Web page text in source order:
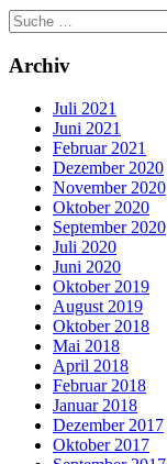
Archiv
Juli 2021
Juni 2021
Februar 2021
Dezember 2020
November 2020
Oktober 2020
September 2020
Juli 2020
Juni 2020
Oktober 2019
August 2019
Oktober 2018
Mai 2018
April 2018
Februar 2018
Januar 2018
Dezember 2017
Oktober 2017